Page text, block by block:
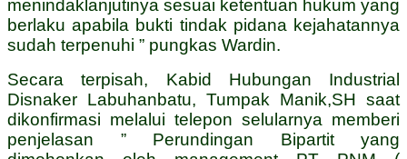
menindaklanjutinya sesuai ketentuan hukum yang
berlaku apabila bukti tindak pidana kejahatannya
sudah terpenuhi ” pungkas Wardin.
Secara terpisah, Kabid Hubungan Industrial
Disnaker Labuhanbatu, Tumpak Manik,SH saat
dikonfirmasi melalui telepon selularnya memberi
penjelasan ” Perundingan Bipartit yang